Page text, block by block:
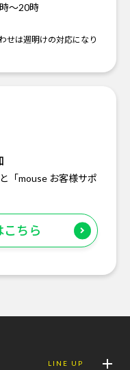
～20時
せは週明けの対応になり
「mouse お客様サポ
こちら
LINE UP